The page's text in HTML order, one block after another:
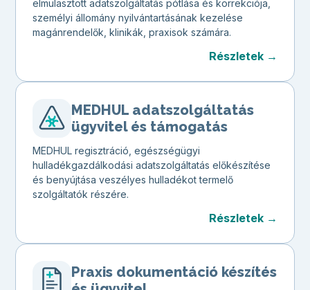
elmulasztott adatszolgáltatás pótlása és korrekciója,
személyi állomány nyilvántartásának kezelése
magánrendelők, klinikák, praxisok számára.
Részletek →
MEDHUL adatszolgáltatás
ügyvitel és támogatás
MEDHUL regisztráció, egészségügyi
hulladékgazdálkodási adatszolgáltatás előkészítése
és benyújtása veszélyes hulladékot termelő
szolgáltatók részére.
Részletek →
Praxis dokumentáció készítés